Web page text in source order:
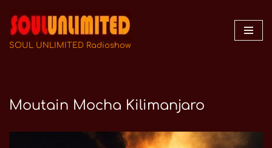
Zum
Inhalt
SOUL UNLIMITED Radioshow
Moutain Mocha Kilimanjaro